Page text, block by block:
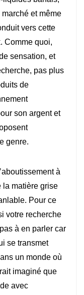
et même
vers cette
Comme quoi,
sensation, et
pas plus
de
son argent et
genre.
à
la matière grise
Pour ce
votre recherche
à en parler car
se transmet
un monde où
imaginé que
avec